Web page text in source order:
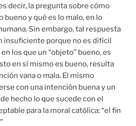
decir, la pregunta sobre cómo
bueno y qué es lo malo, en lo
Sin embargo, tal respuesta
insuficiente porque no es difícil
los que un “objeto” bueno, es
en sí mismo es bueno, resulta
vana o mala. El mismo
con una intención buena y un
hecho lo que sucede con el
para la moral católica: “el fin